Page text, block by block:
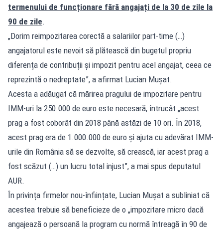
termenului de funcționare fără angajați de la 30 de zile la
90 de zile.
„Dorim reimpozitarea corectă a salariilor part-time (…)
angajatorul este nevoit să plătească din bugetul propriu
diferența de contribuții și impozit pentru acel angajat, ceea ce
reprezintă o nedreptate”, a afirmat Lucian Mușat.
Acesta a adăugat că mărirea pragului de impozitare pentru
IMM-uri la 250.000 de euro este necesară, întrucât „acest
prag a fost coborât din 2018 până astăzi de 10 ori. În 2018,
acest prag era de 1.000.000 de euro și ajuta cu adevărat IMM-
urile din România să se dezvolte, să crească, iar acest prag a
fost scăzut (…) un lucru total injust”, a mai spus deputatul
AUR.
În privința firmelor nou-înființate, Lucian Mușat a subliniat că
acestea trebuie să beneficieze de o „impozitare micro dacă
angajează o persoană la program cu normă întreagă în 90 de